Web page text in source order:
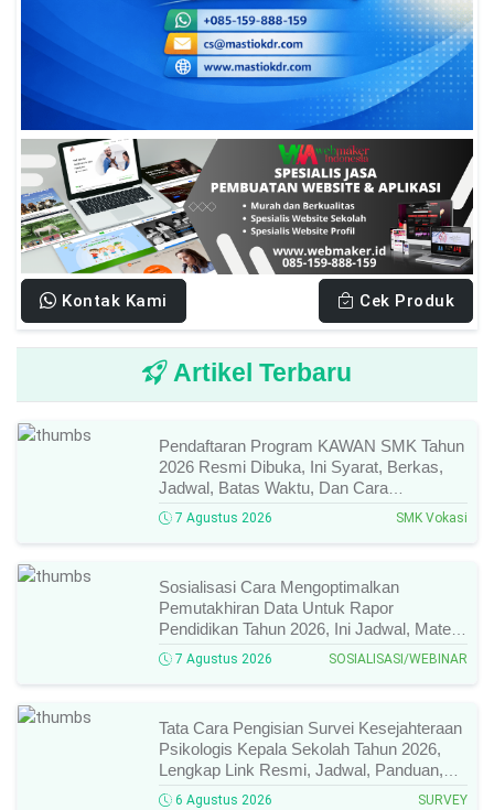
Kontak Kami Cek Produk
Artikel Terbaru
Pendaftaran Program KAWAN SMK Tahun
2026 Resmi Dibuka, Ini Syarat, Berkas,
Jadwal, Batas Waktu, Dan Cara
Pendaftarannya!
7 Agustus 2026 SMK Vokasi
Sosialisasi Cara Mengoptimalkan
Pemutakhiran Data Untuk Rapor
Pendidikan Tahun 2026, Ini Jadwal, Materi,
Narasumber, Dan Link Mengikutinya!
7 Agustus 2026 SOSIALISASI/WEBINAR
Tata Cara Pengisian Survei Kesejahteraan
Psikologis Kepala Sekolah Tahun 2026,
Lengkap Link Resmi, Jadwal, Panduan,
Dan Hal Yang Wajib Diperhatikan!
6 Agustus 2026 SURVEY